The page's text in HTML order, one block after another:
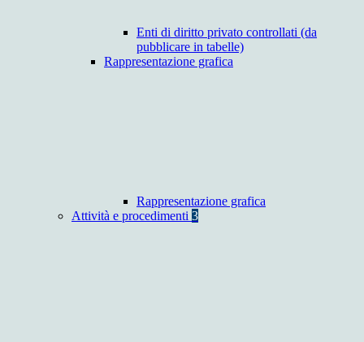
Enti di diritto privato controllati (da
pubblicare in tabelle)
Rappresentazione grafica
Rappresentazione grafica
Attività e procedimenti 3